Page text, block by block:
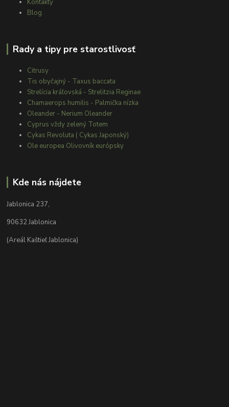
Blog
Rady a tipy pre starostlivosť
Citrusy
Tis obyčajný - Taxus baccata
Strelícia kráľovská - Strelitzia Reginae
Chamaerops humilis - Palmička nízka
Oleander - Nerium Oleander
Cyprus vždy zelený Totem
Cykas Revoluta ( Cykas Japonský)
Ole europea Olivovník európsky
Kde nás nájdete
Jablonica 237,
90632 Jablonica
(Areál Kaštieľ Jablonica)